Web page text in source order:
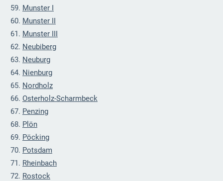
Munster I
Munster II
Munster III
Neubiberg
Neuburg
Nienburg
Nordholz
Osterholz-Scharmbeck
Penzing
Plön
Pöcking
Potsdam
Rheinbach
Rostock